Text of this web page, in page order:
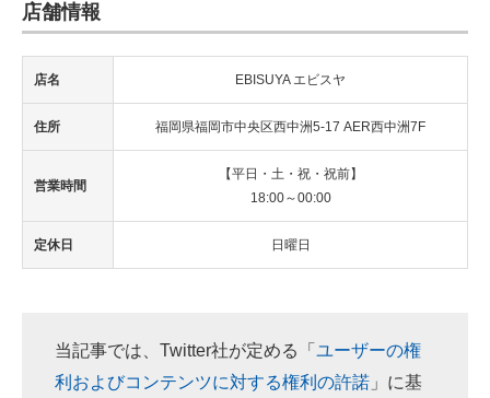
店舗情報
店名 EBISUYA エビスヤ
住所 福岡県福岡市中央区西中洲5-17 AER西中洲7F
営業時間
【平日・土・祝・祝前】
18:00～00:00
定休日 日曜日
当記事では、Twitter社が定める「 ユーザーの権
利およびコンテンツに対する権利の許諾 」に基